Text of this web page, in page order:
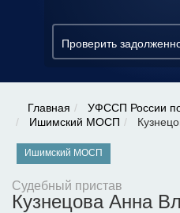
Проверить
Главная
УФССП России
Ишимский МОСП
Ишимский МОСП
Судебный пристав
Кузнецова Анна